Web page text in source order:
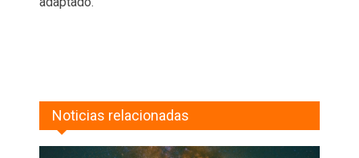
Noticias relacionadas